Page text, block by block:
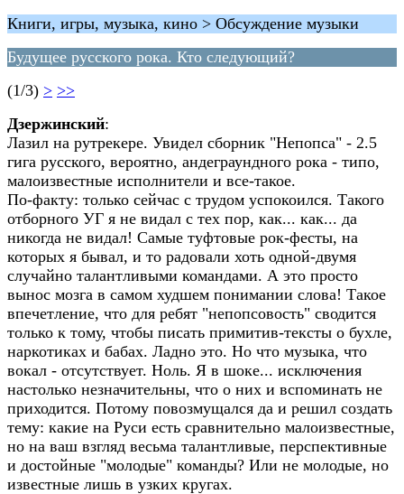
Книги, игры, музыка, кино > Обсуждение музыки
Будущее русского рока. Кто следующий?
(1/3) > >>
Дзержинский:
Лазил на рутрекере. Увидел сборник "Непопса" - 2.5
гига русского, вероятно, андеграундного рока - типо,
малоизвестные исполнители и все-такое.
По-факту: только сейчас с трудом успокоился. Такого
отборного УГ я не видал с тех пор, как... как... да
никогда не видал! Самые туфтовые рок-фесты, на
которых я бывал, и то радовали хоть одной-двумя
случайно талантливыми командами. А это просто
вынос мозга в самом худшем понимании слова! Такое
впечетление, что для ребят "непопсовость" сводится
только к тому, чтобы писать примитив-тексты о бухле,
наркотиках и бабах. Ладно это. Но что музыка, что
вокал - отсутствует. Ноль. Я в шоке... исключения
настолько незначительны, что о них и вспоминать не
приходится. Потому повозмущался да и решил создать
тему: какие на Руси есть сравнительно малоизвестные,
но на ваш взгляд весьма талантливые, перспективные
и достойные "молодые" команды? Или не молодые, но
известные лишь в узких кругах.